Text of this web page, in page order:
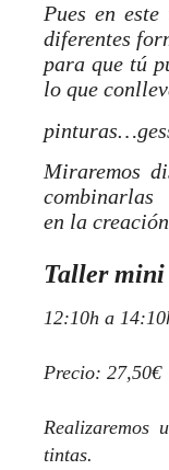
Pues en
diferentes
para que tú
lo que
Miraremos
combinarlas
en la
Taller mini
12:10h a
Precio: 27,50€
Realizaremos
tintas.